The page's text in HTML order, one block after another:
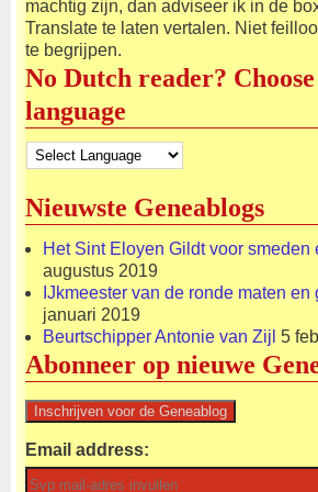
machtig zijn, dan adviseer ik in de
Translate te laten vertalen. Niet
te begrijpen.
No Dutch reader?
language
Nieuwste Geneablogs
Het Sint Eloyen Gildt voor smeden
augustus 2019
IJkmeester van de ronde maten en
januari 2019
Beurtschipper Antonie van Zijl 5
Abonneer op nieuwe
Email address: